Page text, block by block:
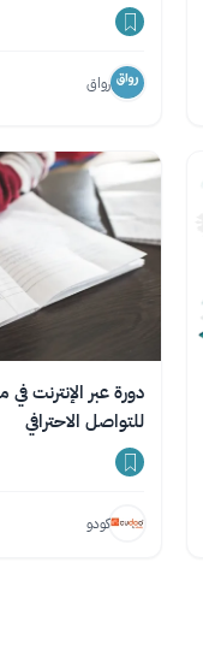
رواق
دورة عبر الإنترنت في
للتواصل الاحترافي
كودو